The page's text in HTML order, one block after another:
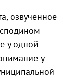
озвученное
у одной
у